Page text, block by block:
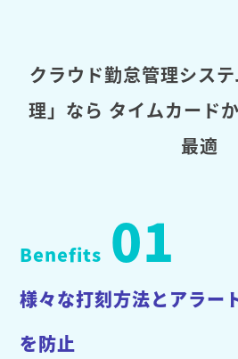
クラウド勤怠管理シス
理」なら タイムカード
最適
Benefits 01
様々な打刻方法とアラー
を防止